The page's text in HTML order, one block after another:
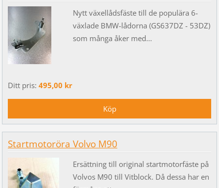
Nytt växellådsfäste till de populära 6-
växlade BMW-lådorna (GS637DZ - 53DZ)
som många åker med...
Ditt pris: 495,00 kr
Startmotoröra Volvo M90
Ersättning till original startmotorfäste på
Volvos M90 till Vitblock. Då dessa har en